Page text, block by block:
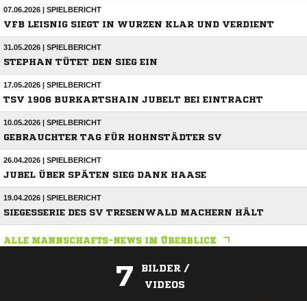
07.06.2026 | SPIELBERICHT
VFB LEISNIG SIEGT IN WURZEN KLAR UND VERDIENT
31.05.2026 | SPIELBERICHT
STEPHAN TÜTET DEN SIEG EIN
17.05.2026 | SPIELBERICHT
TSV 1906 BURKARTSHAIN JUBELT BEI EINTRACHT
10.05.2026 | SPIELBERICHT
GEBRAUCHTER TAG FÜR HOHNSTÄDTER SV
26.04.2026 | SPIELBERICHT
JUBEL ÜBER SPÄTEN SIEG DANK HAASE
19.04.2026 | SPIELBERICHT
SIEGESSERIE DES SV TRESENWALD MACHERN HÄLT
ALLE MANNSCHAFTS-NEWS IM ÜBERBLICK
7
BILDER /
VIDEOS